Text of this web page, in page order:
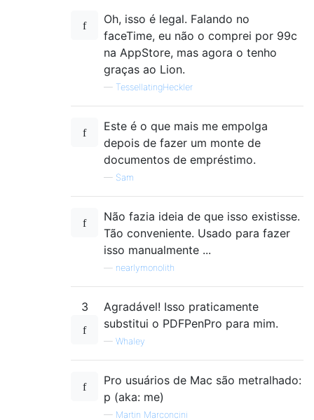
Oh, isso é legal. Falando no
faceTime, eu não o comprei por 99c
na AppStore, mas agora o tenho
graças ao Lion.
— TessellatingHeckler
Este é o que mais me empolga
depois de fazer um monte de
documentos de empréstimo.
— Sam
Não fazia ideia de que isso existisse.
Tão conveniente. Usado para fazer
isso manualmente ...
nearlymonolith
3
Agradável! Isso praticamente
substitui o PDFPenPro para mim.
— Whaley
Pro usuários de Mac são metralhado:
p (aka: me)
— Martin Marconcini